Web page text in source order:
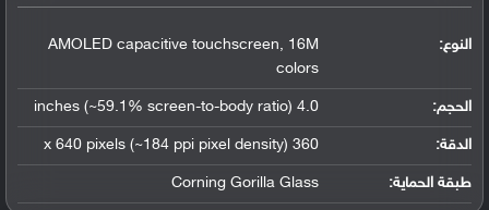
النوع:
AMOLED capacitive touchscreen, 16M
colors
الحجم: 4.0 inches (~59.1% screen-to-body ratio)
الدقة: 360 x 640 pixels (~184 ppi pixel density)
طبقة الحماية: Corning Gorilla Glass